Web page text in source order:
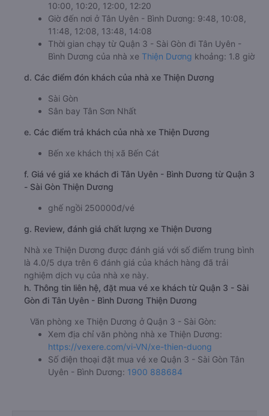
10:00, 10:20, 12:00, 12:20
Giờ đến nơi ở Tân Uyên - Bình Dương: 9:48, 10:08,
11:48, 12:08, 13:48, 14:08
Thời gian chạy từ Quận 3 - Sài Gòn đi Tân Uyên -
Bình Dương của nhà xe Thiện Dương khoảng: 1.8 giờ
d. Các điểm đón khách của nhà xe Thiện Dương
Sài Gòn
Sân bay Tân Sơn Nhất
e. Các điểm trả khách của nhà xe Thiện Dương
Bến xe khách thị xã Bến Cát
f. Giá vé giá xe khách đi Tân Uyên - Bình Dương từ Quận 3
- Sài Gòn Thiện Dương
ghế ngồi 250000đ/vé
g. Review, đánh giá chất lượng xe Thiện Dương
Nhà xe Thiện Dương được đánh giá với số điểm trung bình
là 4.0/5 dựa trên 6 đánh giá của khách hàng đã trải
nghiệm dịch vụ của nhà xe này.
h. Thông tin liên hệ, đặt mua vé xe khách từ Quận 3 - Sài
Gòn đi Tân Uyên - Bình Dương Thiện Dương
Văn phòng xe Thiện Dương ở Quận 3 - Sài Gòn:
Xem địa chỉ văn phòng nhà xe Thiện Dương:
https://vexere.com/vi-VN/xe-thien-duong
Số điện thoại đặt mua vé xe Quận 3 - Sài Gòn Tân
Uyên - Bình Dương: 1900 888684